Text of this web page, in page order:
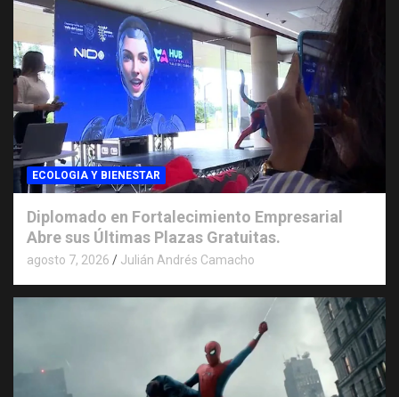
ECOLOGIA Y BIENESTAR
Diplomado en Fortalecimiento Empresarial
Abre sus Últimas Plazas Gratuitas.
agosto 7, 2026 Julián Andrés Camacho